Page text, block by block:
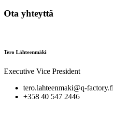
Ota yhteyttä
Tero Lähteenmäki
Executive Vice President
tero.lahteenmaki@q-factory.fi
+358 40 547 2446